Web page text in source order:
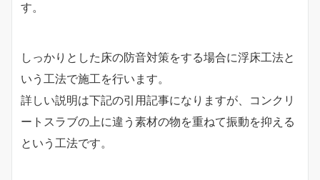
す。
しっかりとした床の防音対策をする場合に浮床工法と
いう工法で施工を行います。
詳しい説明は下記の引用記事になりますが、コンクリ
ートスラブの上に違う素材の物を重ねて振動を抑える
という工法です。